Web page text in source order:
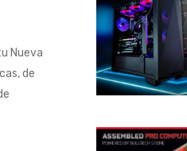
Nueva
de